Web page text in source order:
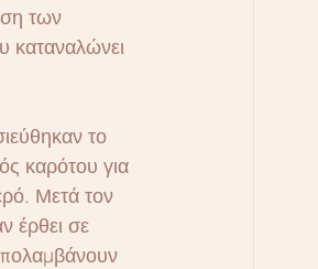
των
καταναλώνει
το
καρότου για
Μετά τον
έρθει σε